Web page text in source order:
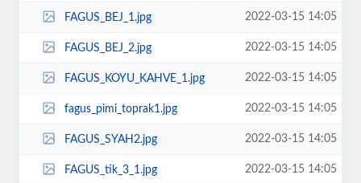
FAGUS_BEJ_1.jpg 2022-03-15 14:05
FAGUS_BEJ_2.jpg 2022-03-15 14:05
FAGUS_KOYU_KAHVE_1.jpg 2022-03-15 14:05
fagus_pimi_toprak1.jpg 2022-03-15 14:05
FAGUS_SYAH2.jpg 2022-03-15 14:05
FAGUS_tik_3_1.jpg 2022-03-15 14:05